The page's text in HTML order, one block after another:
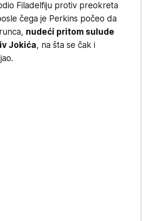
Filadelfiju protiv preokreta
čega je Perkins počeo da
nudeći pritom sulude
Jokića, na šta se čak i